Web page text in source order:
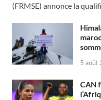
(FRMSE) annonce la
5 août
CAN